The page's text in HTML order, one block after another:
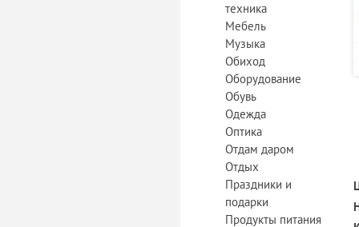
техника
Мебель
Музыка
Обиход
Оборудование
Обувь
Одежда
Оптика
Отдам даром
Отдых
Праздники и
подарки
Продукты питания